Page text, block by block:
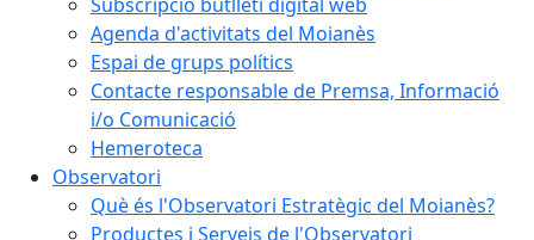
Agenda d'activitats del Moianès
Espai de grups polítics
Contacte responsable de Premsa, Informació
i/o Comunicació
Hemeroteca
Observatori
Què és l'Observatori Estratègic del Moianès?
Productes i Serveis de l'Observatori